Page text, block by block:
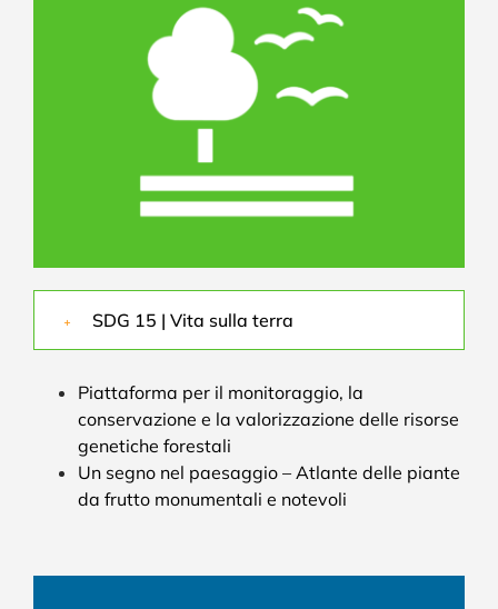
SDG 15 | Vita sulla terra
Piattaforma per il monitoraggio, la
conservazione e la valorizzazione delle risorse
genetiche forestali
Un segno nel paesaggio – Atlante delle piante
da frutto monumentali e notevoli